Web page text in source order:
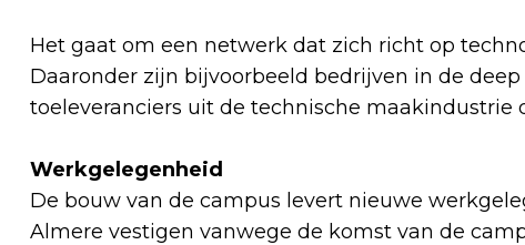
Het gaat om een netwerk dat zich richt op
Daaronder zijn bijvoorbeeld bedrijven in de
toeleveranciers uit de technische
Werkgelegenheid
De bouw van de campus levert nieuwe
Almere vestigen vanwege de komst van de